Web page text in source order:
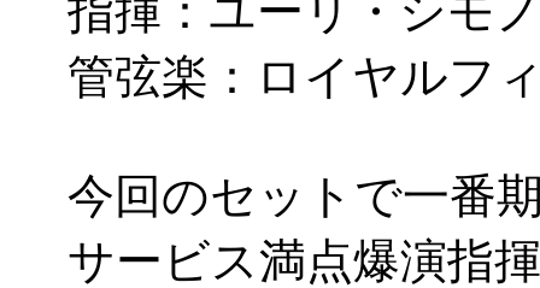
指揮：ユーリ・シモ
管弦楽：ロイヤルフ
今回のセットで一番
サービス満点爆演指